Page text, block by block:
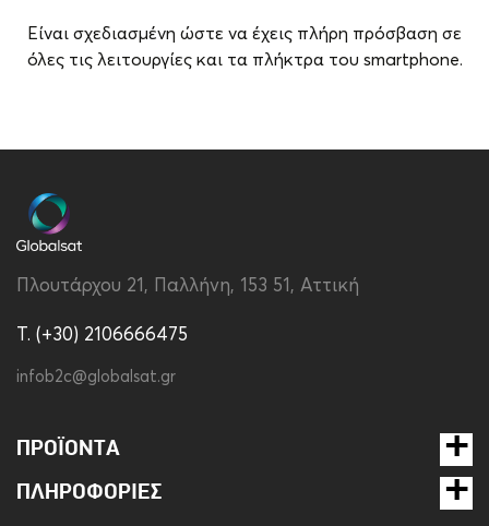
Είναι σχεδιασμένη ώστε να έχεις πλήρη πρόσβαση σε
όλες τις λειτουργίες και τα πλήκτρα του smartphone.
Συμβατότητα Apple iPhone 15 Pro Max
Τύπος
Υλικό
Χρώμα Λευκό
Πλουτάρχου 21, Παλλήνη, 153 51, Αττική
T. (+30) 2106666475
infob2c@globalsat.gr
ΠΡΟΪΌΝΤΑ
ΠΛΗΡΟΦΟΡΊΕΣ